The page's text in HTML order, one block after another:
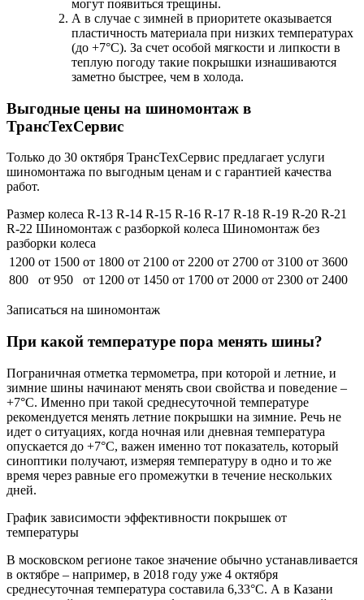
могут появиться трещины.
А в случае с зимней в приоритете оказывается
пластичность материала при низких температурах
(до +7°C). За счет особой мягкости и липкости в
теплую погоду такие покрышки изнашиваются
заметно быстрее, чем в холода.
Выгодные цены на шиномонтаж в
ТрансТехСервис
Только до 30 октября ТрансТехСервис предлагает услуги
шиномонтажа по выгодным ценам и с гарантией качества
работ.
Размер колеса R-13 R-14 R-15 R-16 R-17 R-18 R-19 R-20 R-21
R-22 Шиномонтаж с разборкой колеса Шиномонтаж без
разборки колеса
1200 от 1500 от 1800 от 2100 от 2200 от 2700 от 3100 от 3600
800
от 950 от 1200 от 1450 от 1700 от 2000 от 2300 от 2400
Записаться на шиномонтаж
При какой температуре пора менять шины?
Пограничная отметка термометра, при которой и летние, и
зимние шины начинают менять свои свойства и поведение –
+7°C. Именно при такой среднесуточной температуре
рекомендуется менять летние покрышки на зимние. Речь не
идет о ситуациях, когда ночная или дневная температура
опускается до +7°C, важен именно тот показатель, который
синоптики получают, измеряя температуру в одно и то же
время через равные его промежутки в течение нескольких
дней.
График зависимости эффективности покрышек от
температуры
В московском регионе такое значение обычно устанавливается
в октябре – например, в 2018 году уже 4 октября
среднесуточная температура составила 6,33°C. А в Казани